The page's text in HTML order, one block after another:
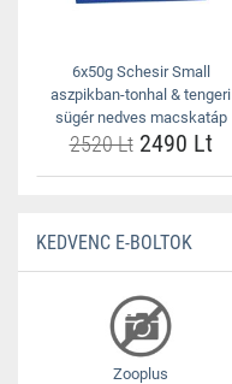
6x50g Schesir Small
aszpikban-tonhal & tengeri
sügér nedves macskatáp
2520 Lt2490 Lt
KEDVENC E-BOLTOK
Zooplus